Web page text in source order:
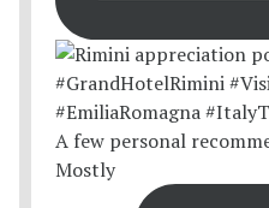
A few personal
Mostly